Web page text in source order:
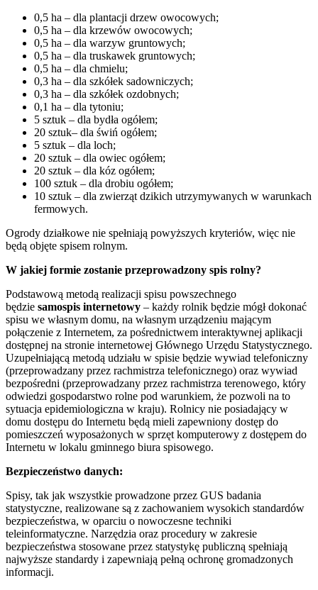
0,5 ha – dla plantacji drzew owocowych;
0,5 ha – dla krzewów owocowych;
0,5 ha – dla warzyw gruntowych;
0,5 ha – dla truskawek gruntowych;
0,5 ha – dla chmielu;
0,3 ha – dla szkółek sadowniczych;
0,3 ha – dla szkółek ozdobnych;
0,1 ha – dla tytoniu;
5 sztuk – dla bydła ogółem;
20 sztuk– dla świń ogółem;
5 sztuk – dla loch;
20 sztuk – dla owiec ogółem;
20 sztuk – dla kóz ogółem;
100 sztuk – dla drobiu ogółem;
10 sztuk – dla zwierząt dzikich utrzymywanych w warunkach
fermowych.
Ogrody działkowe nie spełniają powyższych kryteriów, więc nie
będą objęte spisem rolnym.
W jakiej formie zostanie przeprowadzony spis rolny?
Podstawową metodą realizacji spisu powszechnego
będzie samospis internetowy – każdy rolnik będzie mógł dokonać
spisu we własnym domu, na własnym urządzeniu mającym
połączenie z Internetem, za pośrednictwem interaktywnej aplikacji
dostępnej na stronie internetowej Głównego Urzędu Statystycznego.
Uzupełniającą metodą udziału w spisie będzie wywiad telefoniczny
(przeprowadzany przez rachmistrza telefonicznego) oraz wywiad
bezpośredni (przeprowadzany przez rachmistrza terenowego, który
odwiedzi gospodarstwo rolne pod warunkiem, że pozwoli na to
sytuacja epidemiologiczna w kraju). Rolnicy nie posiadający w
domu dostępu do Internetu będą mieli zapewniony dostęp do
pomieszczeń wyposażonych w sprzęt komputerowy z dostępem do
Internetu w lokalu gminnego biura spisowego.
Bezpieczeństwo danych:
Spisy, tak jak wszystkie prowadzone przez GUS badania
statystyczne, realizowane są z zachowaniem wysokich standardów
bezpieczeństwa, w oparciu o nowoczesne techniki
teleinformatyczne. Narzędzia oraz procedury w zakresie
bezpieczeństwa stosowane przez statystykę publiczną spełniają
najwyższe standardy i zapewniają pełną ochronę gromadzonych
informacji.